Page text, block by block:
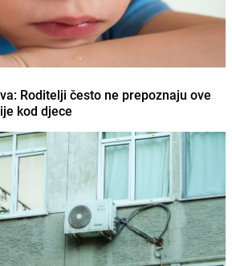
Roditelji često ne prepoznaju ove
kod djece